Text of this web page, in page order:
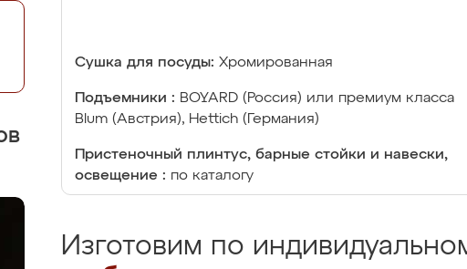
Сушка для посуды: Хромированная
Подъемники : BOYARD (Россия) или премиум класса
Blum (Австрия), Hettich (Германия)
Пристеночный плинтус, барные стойки и навески,
освещение : по каталогу
Изготовим по